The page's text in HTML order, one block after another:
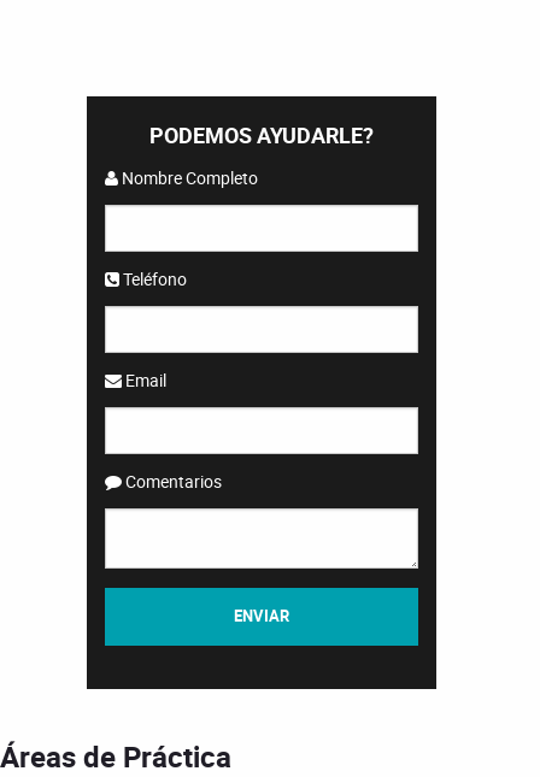
PODEMOS AYUDARLE?
Nombre Completo
Teléfono
Email
Comentarios
ENVIAR
Áreas de Práctica